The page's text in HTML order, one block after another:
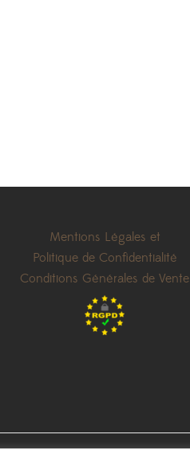
Mentions Légales et
Politique de Confidentialité
Conditions Générales de Vente